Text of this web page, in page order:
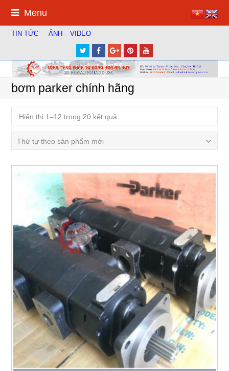
Menu
TIN TỨC ẢNH – VIDEO
TwitterFacebook
Google
Plus
Pinterest
bơm parker chính hãng
Hiển thị 1–12 trong 20 kết quả
Thứ tự theo sản phẩm mới